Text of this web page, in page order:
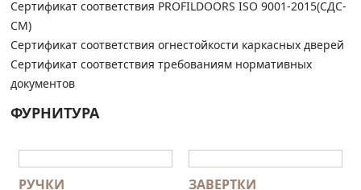
Сертификат соответствия PROFILDOORS ISO 9001-2015(СДС-
СМ)
Сертификат соответствия огнестойкости каркасных дверей
Сертификат соответствия требованиям нормативных
документов
ФУРНИТУРА
РУЧКИ ЗАВЕРТКИ